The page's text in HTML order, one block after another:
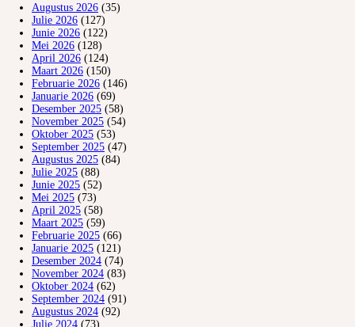
Augustus 2026 (35)
Julie 2026 (127)
Junie 2026 (122)
Mei 2026 (128)
April 2026 (124)
Maart 2026 (150)
Februarie 2026 (146)
Januarie 2026 (69)
Desember 2025 (58)
November 2025 (54)
Oktober 2025 (53)
September 2025 (47)
Augustus 2025 (84)
Julie 2025 (88)
Junie 2025 (52)
Mei 2025 (73)
April 2025 (58)
Maart 2025 (59)
Februarie 2025 (66)
Januarie 2025 (121)
Desember 2024 (74)
November 2024 (83)
Oktober 2024 (62)
September 2024 (91)
Augustus 2024 (92)
Julie 2024 (73)